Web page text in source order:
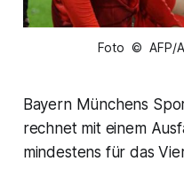
Foto © AFP/
Bayern Münchens
rechnet mit einem
mindestens für das